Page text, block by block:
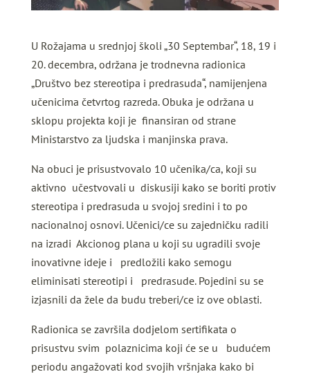
U Rožajama u srednjoj školi „30 Septembar“, 18, 19 i
20. decembra, održana je trodnevna radionica
„Društvo bez stereotipa i predrasuda“, namijenjena
učenicima četvrtog razreda. Obuka je održana u
sklopu projekta koji je finansiran od strane
Ministarstvo za ljudska i manjinska prava.
Na obuci je prisustvovalo 10 učenika/ca, koji su
aktivno učestvovali u diskusiji kako se boriti protiv
stereotipa i predrasuda u svojoj sredini i to po
nacionalnoj osnovi. Učenici/ce su zajedničku radili
na izradi Akcionog plana u koji su ugradili svoje
inovativne ideje i predložili kako semogu
eliminisati stereotipi i predrasude. Pojedini su se
izjasnili da žele da budu treberi/ce iz ove oblasti.
Radionica se završila dodjelom sertifikata o
prisustvu svim polaznicima koji će se u budućem
periodu angažovati kod svojih vršnjaka kako bi